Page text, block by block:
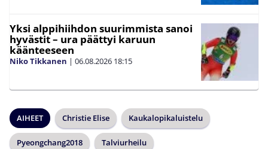
Yksi alppihiihdon suurimmista sanoi
hyvästit – ura päättyi karuun
käänteeseen
Niko Tikkanen | 06.08.2026 18:15
AIHEET Christie Elise Kaukalopikaluistelu
Pyeongchang2018 Talviurheilu